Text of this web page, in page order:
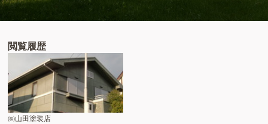
閲覧履歴
㈱山田塗装店